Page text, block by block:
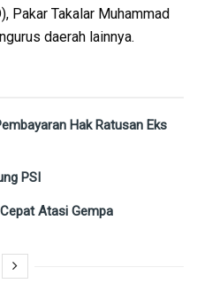
Pakar Takalar Muhammad
daerah lainnya.
Hak Ratusan Eks
PSI
Atasi Gempa